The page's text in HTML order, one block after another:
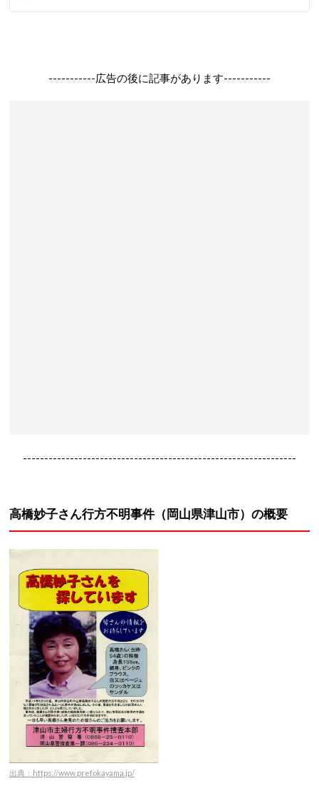
-----------広告の後に記事があります-----------
----------------------------------------------------------------
高橋妙子さん行方不明事件（岡山県津山市）の概要
出典：https://www.pref.okayama.jp/